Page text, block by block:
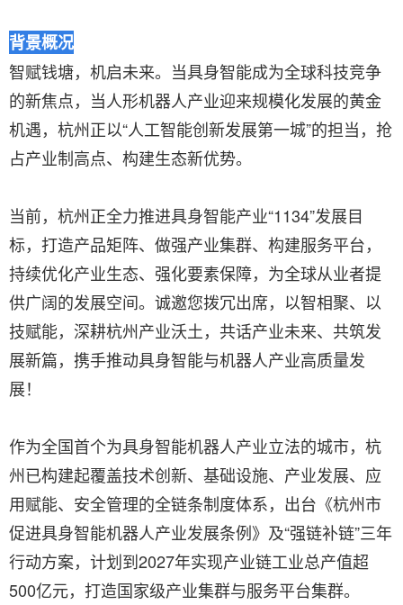
背景概况
智赋钱塘，机启未来。当具身智能成为全球科技竞争
的新焦点，当人形机器人产业迎来规模化发展的黄金
机遇，杭州正以“人工智能创新发展第一城”的担当，抢
占产业制高点、构建生态新优势。
当前，杭州正全力推进具身智能产业“1134”发展目
标，打造产品矩阵、做强产业集群、构建服务平台，
持续优化产业生态、强化要素保障，为全球从业者提
供广阔的发展空间。诚邀您拨冗出席，以智相聚、以
技赋能，深耕杭州产业沃土，共话产业未来、共筑发
展新篇，携手推动具身智能与机器人产业高质量发
展！
作为全国首个为具身智能机器人产业立法的城市，杭
州已构建起覆盖技术创新、基础设施、产业发展、应
用赋能、安全管理的全链条制度体系，出台《杭州市
促进具身智能机器人产业发展条例》及“强链补链”三年
行动方案，计划到2027年实现产业链工业总产值超
500亿元，打造国家级产业集群与服务平台集群。